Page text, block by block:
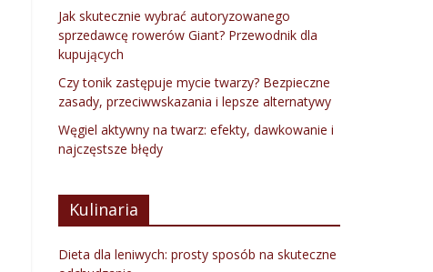
Jak skutecznie wybrać autoryzowanego
sprzedawcę rowerów Giant? Przewodnik dla
kupujących
Czy tonik zastępuje mycie twarzy? Bezpieczne
zasady, przeciwwskazania i lepsze alternatywy
Węgiel aktywny na twarz: efekty, dawkowanie i
najczęstsze błędy
Kulinaria
Dieta dla leniwych: prosty sposób na skuteczne